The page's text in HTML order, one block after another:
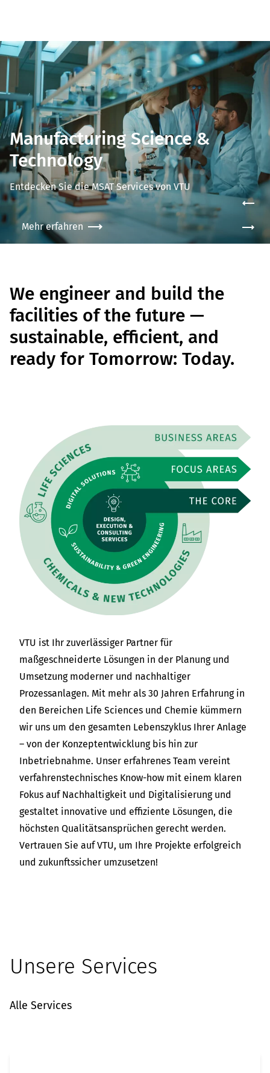
Manufacturing Science &
Technology
Entdecken Sie die MSAT Services von VTU
Mehr erfahren
We engineer and build the
facilities of the future —
sustainable, efficient, and
ready for Tomorrow: Today.
VTU ist Ihr zuverlässiger Partner für
maßgeschneiderte Lösungen in der Planung und
Umsetzung moderner und nachhaltiger
Prozessanlagen. Mit mehr als 30 Jahren Erfahrung in
den Bereichen Life Sciences und Chemie kümmern
wir uns um den gesamten Lebenszyklus Ihrer Anlage
– von der Konzeptentwicklung bis hin zur
Inbetriebnahme. Unser erfahrenes Team vereint
verfahrenstechnisches Know-how mit einem klaren
Fokus auf Nachhaltigkeit und Digitalisierung und
gestaltet innovative und effiziente Lösungen, die
höchsten Qualitätsansprüchen gerecht werden.
Vertrauen Sie auf VTU, um Ihre Projekte erfolgreich
und zukunftssicher umzusetzen!
Unsere Services
Alle Services